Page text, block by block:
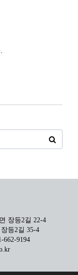
장등2길 22-4
등2길 35-4
662-9194